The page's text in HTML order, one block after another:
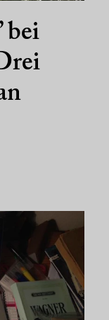
bei